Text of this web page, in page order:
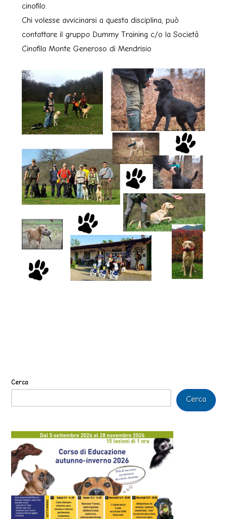
cinofilo.
Chi volesse avvicinarsi a questa disciplina, può
contattare il gruppo Dummy Training c/o la Società
Cinofila Monte Generoso di Mendrisio
Cerca
Cerca